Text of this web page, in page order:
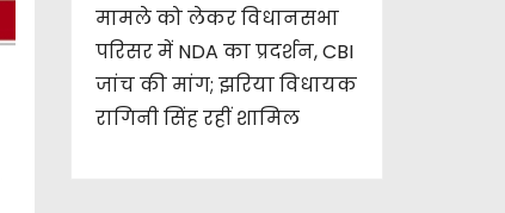
मामले को लेकर विधानसभा
परिसर में NDA का प्रदर्शन, CBI
जांच की मांग; झरिया विधायक
रागिनी सिंह रहीं शामिल